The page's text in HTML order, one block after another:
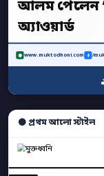
আলম পেলেন
অ্যাওয়ার্ড
www.muktodhoni.com /
⚫ প্রথম আলো স্টাইল